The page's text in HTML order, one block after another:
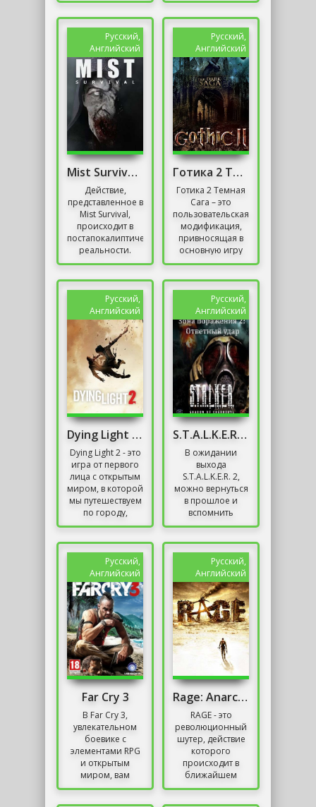
Игрок, не имея
имени и
прошлого,...
Глуховского и...
Русский,
Английский
Mist Survival Репак от Механики
Действие,
представленное в
Mist Survival,
происходит в
постапокалиптической
реальности.
Большая часть
загадочным
вирусом,...
Русский,
Английский
Готика 2 Темная Сага
Готика 2 Темная
Сага – это
пользовательская
модификация,
привносящая в
основную игру
изменения,
сюжета. Игроки
испытают себя...
Русский,
Английский
Dying Light 2 Stay Human Механики
Dying Light 2 - это
игра от первого
лица с открытым
миром, в которой
мы путешествуем
по городу,
наводненному
является
продолжением...
Русский,
Английский
S.T.A.L.K.E.R. Зона Поражения 2: Ответный удар
В ожидании
выхода
S.T.A.L.K.E.R. 2,
можно вернуться
в прошлое и
вспомнить
классику. Для
отличная
модификация
S.T.A.L.K.E.R.
Зона...
Русский,
Английский
Far Cry 3
В Far Cry 3,
увлекательном
боевике с
элементами RPG
и открытым
миром, вам
предстоит
Русский,
Английский
Rage: Anarchy Edition
RAGE - это
революционный
шутер, действие
которого
происходит в
ближайшем
будущем после